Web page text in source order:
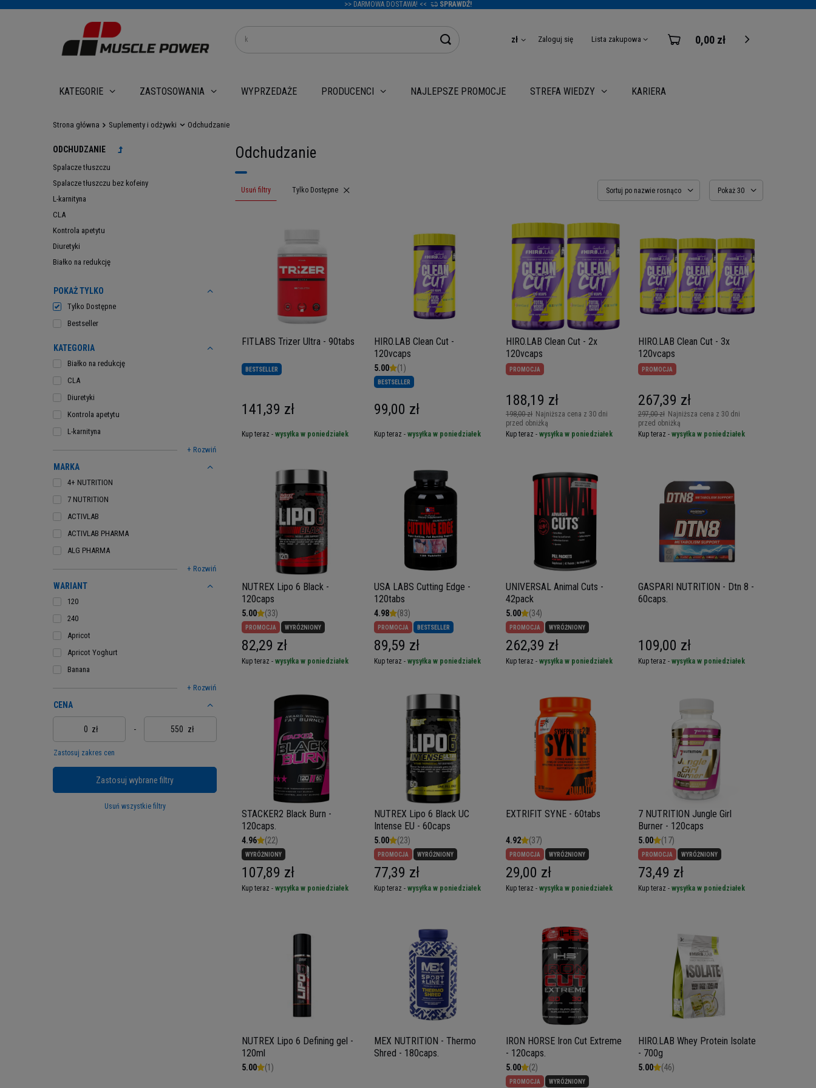
>> DARMOWA DOSTAWA! << SPRAWDŹ!
zł Zaloguj się Lista zakupowa 0,00 zł
KATEGORIE ZASTOSOWANIA WYPRZEDAŻE PRODUCENCI NAJLEPSZE PROMOCJE STREFA WIEDZY KARIERA
Strona główna Suplementy i odżywki Odchudzanie
ODCHUDZANIE
Spalacze tłuszczu
Spalacze tłuszczu bez kofeiny
L-karnityna
CLA
Kontrola apetytu
Diuretyki
Białko na redukcję
POKAŻ TYLKO
Tylko Dostępne
Bestseller
KATEGORIA
Białko na redukcję
CLA
Diuretyki
Kontrola apetytu
L-karnityna
+ Rozwiń
MARKA
4+ NUTRITION
7 NUTRITION
ACTIVLAB
ACTIVLAB PHARMA
ALG PHARMA
+ Rozwiń
WARIANT
120
240
Apricot
Apricot Yoghurt
Banana
+ Rozwiń
CENA
zł - zł
Zastosuj zakres cen
Zastosuj wybrane filtry
Usuń wszystkie filtry
Odchudzanie
Usuń filtry Usuń filtr
Tylko Dostępne Sortuj po nazwie rosnąco Pokaż 30
FITLABS Trizer Ultra - 90tabs
BESTSELLER
141,39 zł
Kup teraz - wysyłka w poniedziałek
HIRO.LAB Clean Cut -
120vcaps
5.00 (1)
BESTSELLER
99,00 zł
Kup teraz - wysyłka w poniedziałek
HIRO.LAB Clean Cut - 2x
120vcaps
PROMOCJA
198,00 zł Najniższa cena z 30 dni
przed obniżką
188,19 zł
Kup teraz - wysyłka w poniedziałek
HIRO.LAB Clean Cut - 3x
120vcaps
PROMOCJA
297,00 zł Najniższa cena z 30 dni
przed obniżką
267,39 zł
Kup teraz - wysyłka w poniedziałek
NUTREX Lipo 6 Black -
120caps
5.00 (33)
PROMOCJA WYRÓŻNIONY
82,29 zł
Kup teraz - wysyłka w poniedziałek
USA LABS Cutting Edge -
120tabs
4.98 (83)
PROMOCJA BESTSELLER
89,59 zł
Kup teraz - wysyłka w poniedziałek
UNIVERSAL Animal Cuts -
42pack
5.00 (34)
PROMOCJA WYRÓŻNIONY
262,39 zł
Kup teraz - wysyłka w poniedziałek
GASPARI NUTRITION - Dtn 8 -
60caps.
109,00 zł
Kup teraz - wysyłka w poniedziałek
STACKER2 Black Burn -
120caps.
4.96 (22)
WYRÓŻNIONY
107,89 zł
Kup teraz - wysyłka w poniedziałek
NUTREX Lipo 6 Black UC
Intense EU - 60caps
5.00 (23)
PROMOCJA WYRÓŻNIONY
77,39 zł
Kup teraz - wysyłka w poniedziałek
EXTRIFIT SYNE - 60tabs
4.92 (37)
PROMOCJA WYRÓŻNIONY
29,00 zł
Kup teraz - wysyłka w poniedziałek
7 NUTRITION Jungle Girl
Burner - 120caps
5.00 (17)
PROMOCJA WYRÓŻNIONY
73,49 zł
Kup teraz - wysyłka w poniedziałek
NUTREX Lipo 6 Defining gel -
120ml
5.00 (1)
MEX NUTRITION - Thermo
Shred - 180caps.
IRON HORSE Iron Cut Extreme
- 120caps.
5.00 (2)
PROMOCJA WYRÓŻNIONY
HIRO.LAB Whey Protein Isolate
- 700g
5.00 (46)